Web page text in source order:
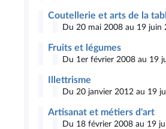
Coutellerie et arts de la
Du 20 mai 2008 au 19 juin
Fruits et légumes
Du 1er février 2008 au 19
Illettrisme
Du 20 janvier 2012 au 19
Artisanat et métiers d'art
Du 18 février 2008 au 19